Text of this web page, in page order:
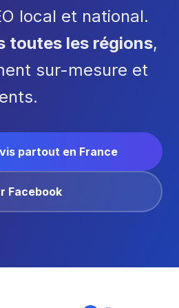
local et national.
toutes les régions,
sur-mesure et
partout en France
Facebook